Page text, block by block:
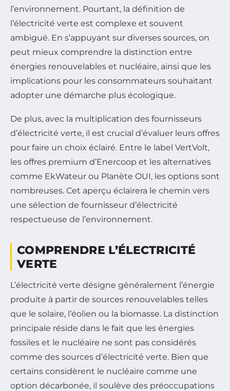
l’environnement. Pourtant, la définition de
l’électricité verte est complexe et souvent
ambiguë. En s’appuyant sur diverses sources, on
peut mieux comprendre la distinction entre
énergies renouvelables et nucléaire, ainsi que les
implications pour les consommateurs souhaitant
adopter une démarche plus écologique.
De plus, avec la multiplication des fournisseurs
d’électricité verte, il est crucial d’évaluer leurs offres
pour faire un choix éclairé. Entre le label VertVolt,
les offres premium d’Enercoop et les alternatives
comme EkWateur ou Planète OUI, les options sont
nombreuses. Cet aperçu éclairera le chemin vers
une sélection de fournisseur d’électricité
respectueuse de l’environnement.
COMPRENDRE L’ÉLECTRICITÉ
VERTE
L’électricité verte désigne généralement l’énergie
produite à partir de sources renouvelables telles
que le solaire, l’éolien ou la biomasse. La distinction
principale réside dans le fait que les énergies
fossiles et le nucléaire ne sont pas considérés
comme des sources d’électricité verte. Bien que
certains considèrent le nucléaire comme une
option décarbonée, il soulève des préoccupations